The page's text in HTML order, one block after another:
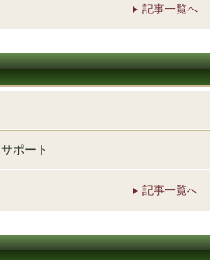
記事一覧へ
ポート
記事一覧へ